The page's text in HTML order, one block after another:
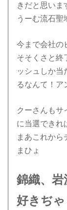
きだと思いま
うーむ流石聖
今まで会社の
そそくさと終
ッシュしか当
るなんて！ア
クーさんもサ
に当選できれ
まあこれから
まひょ
錦織、
好きぢゃ